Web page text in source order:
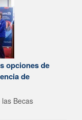
opciones de
de
Becas